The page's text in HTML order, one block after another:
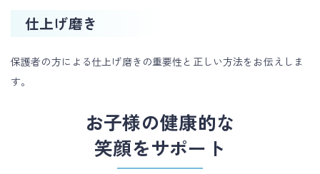
仕上げ磨き
保護者の方による仕上げ磨きの重要性と正しい方法をお伝えしま
す。
お子様の健康的な
笑顔をサポート